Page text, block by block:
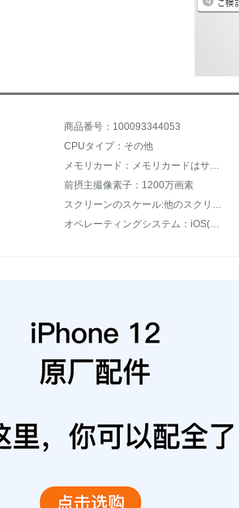
商品番号：100093344053
CPUタイプ：その他
前摂主撮像素子：1200万画素